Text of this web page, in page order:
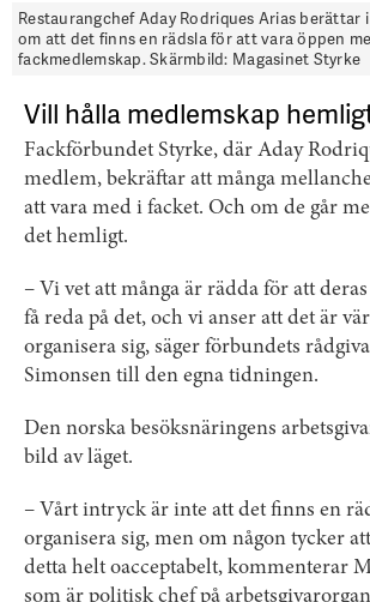
Restaurangchef Aday Rodriques Arias
om att det finns en rädsla för att vara öppen
fackmedlemskap. Skärmbild: Magasinet Styrke
Vill hålla medlemskap
Fackförbundet Styrke, där Aday
medlem, bekräftar att många
att vara med i facket. Och om de går
det hemligt.
– Vi vet att många är rädda för att
få reda på det, och vi anser att det är
organisera sig, säger förbundets
Simonsen till den egna tidningen.
Den norska besöksnäringens
bild av läget.
– Vårt intryck är inte att det finns en
organisera sig, men om någon tycker
detta helt oacceptabelt, kommenterar
som är politisk chef på